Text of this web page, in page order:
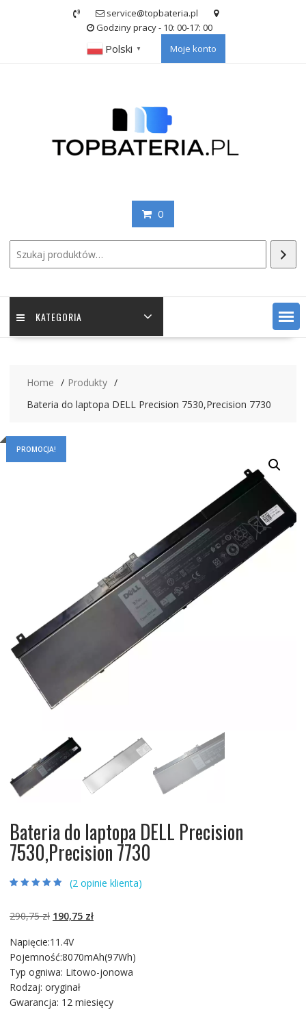
service@topbateria.pl
Godziny pracy - 10: 00-17: 00
Polski ▼ Moje konto
0
KATEGORIA
Home
Produkty
Bateria do laptopa DELL Precision 7530,Precision 7730
PROMOCJA!
Bateria do laptopa DELL Precision
7530,Precision 7730
ocen klientów
(2opinie klienta)
290,75zł Pierwotna
wynosiła:
290,75 zł.
190,75 złAktualna
190,75 zł.
Napięcie:11.4V
Pojemność:8070mAh(97Wh)
Typ ogniwa: Litowo-jonowa
Rodzaj: oryginał
Gwarancja: 12 miesięcy